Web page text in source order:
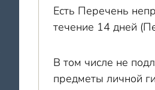
Есть Перечень
течение 14 дней
В том числе не
предметы личной